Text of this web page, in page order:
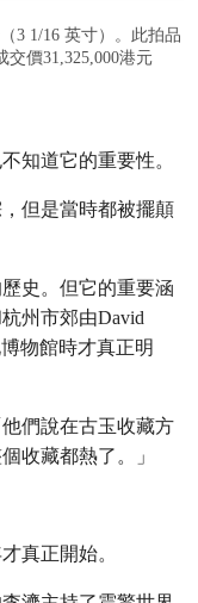
3 1/16 英寸）。此拍品
交價31,325,000港元
知道它的重要性。
但是當時都被擺顛
史。但它的重要涵
州市郊由David
物館時才真正明
們說在古玉收藏方
收藏都熱了。」
真正開始。